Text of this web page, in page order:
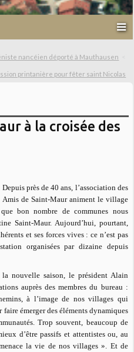
nancéien déporté à Mauthausen
printanière pour fêter saint Nicolas
à la croisée des
Depuis près de 40 ans, l’association des
Amis de Saint-Maur animent le village
bon nombre de communes nous
Saint-Maur. Aujourd’hui, pourtant,
et ses forces vives : ce n’est pas
organisées par dizaine depuis
nouvelle saison, le président Alain
auprès des membres du bureau :
à l’image de nos villages qui
émerger des éléments dynamiques
Trop souvent, beaucoup de
d’être passifs et attentistes ou, au
la vie de nos villages ». Et de